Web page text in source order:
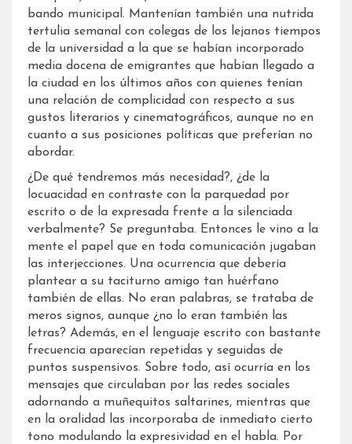
bando municipal. Mantenían también una nutrida
tertulia semanal con colegas de los lejanos tiempos
de la universidad a la que se habían incorporado
media docena de emigrantes que habían llegado a
la ciudad en los últimos años con quienes tenían
una relación de complicidad con respecto a sus
gustos literarios y cinematográficos, aunque no en
cuanto a sus posiciones políticas que preferían no
abordar.
¿De qué tendremos más necesidad?, ¿de la
locuacidad en contraste con la parquedad por
escrito o de la expresada frente a la silenciada
verbalmente? Se preguntaba. Entonces le vino a la
mente el papel que en toda comunicación jugaban
las interjecciones. Una ocurrencia que debería
plantear a su taciturno amigo tan huérfano
también de ellas. No eran palabras, se trataba de
meros signos, aunque ¿no lo eran también las
letras? Además, en el lenguaje escrito con bastante
frecuencia aparecían repetidas y seguidas de
puntos suspensivos. Sobre todo, así ocurría en los
mensajes que circulaban por las redes sociales
adornando a muñequitos saltarines, mientras que
en la oralidad las incorporaba de inmediato cierto
tono modulando la expresividad en el habla. Por